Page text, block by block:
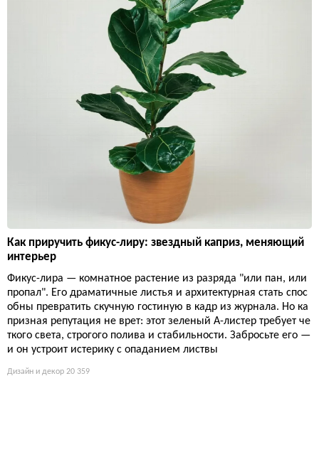
Как приручить фикус-лиру: звездный каприз, меняющий
интерьер
Фикус-лира — комнатное растение из разряда "или пан, или
пропал". Его драматичные листья и архитектурная стать спос
обны превратить скучную гостиную в кадр из журнала. Но ка
призная репутация не врет: этот зеленый А-листер требует че
ткого света, строгого полива и стабильности. Забросьте его —
и он устроит истерику с опаданием листвы
Дизайн и декор 20 359